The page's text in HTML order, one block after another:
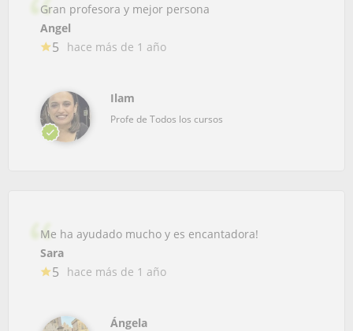
Gran profesora y mejor persona
Angel
5 hace más de 1 año
Ilam
Profe de Todos los cursos
Me ha ayudado mucho y es encantadora!
Sara
5 hace más de 1 año
Ángela